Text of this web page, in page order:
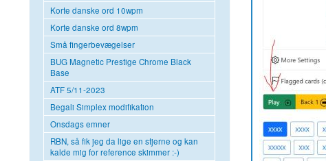
Korte danske ord 10wpm
Korte danske ord 8wpm
Små fingerbevægelser
BUG Magnetic Prestige Chrome Black
Base
ATF 5/11-2023
Begali Simplex modifikation
Onsdags emner
RBN, så fik jeg da lige en stjerne og kan
kalde mig for reference skimmer :-)